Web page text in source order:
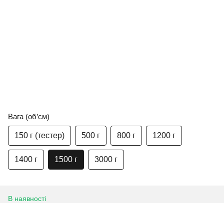
Вага (об’єм)
150 г (тестер) 500 г 800 г 1200 г
1400 г 1500 г 3000 г
В наявності